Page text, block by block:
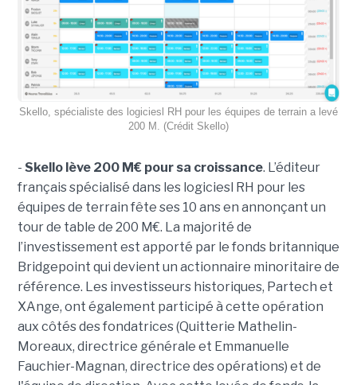
Skello, spécialiste des logiciesl RH pour les équipes de terrain a levé
200 M. (Crédit Skello)
- Skello lève 200 M€ pour sa croissance. L’éditeur
français spécialisé dans les logiciesl RH pour les
équipes de terrain fête ses 10 ans en annonçant un
tour de table de 200 M€. La majorité de
l’investissement est apporté par le fonds britannique
Bridgepoint qui devient un actionnaire minoritaire de
référence. Les investisseurs historiques, Partech et
XAnge, ont également participé à cette opération
aux côtés des fondatrices (Quitterie Mathelin-
Moreaux, directrice générale et Emmanuelle
Fauchier-Magnan, directrice des opérations) et de